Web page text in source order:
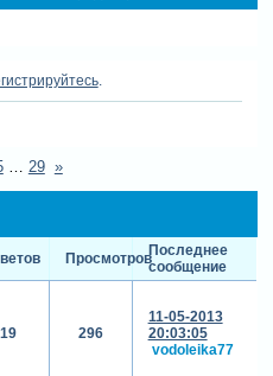
.
… 29 »
ПросмотровПоследнее
сообщение
19 296
11-05-2013
20:03:05
vodoleika77